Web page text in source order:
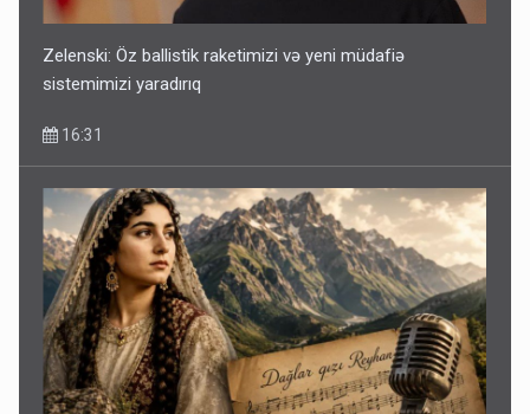
Zelenski: Öz ballistik raketimizi və yeni müdafiə
sistemimizi yaradırıq
16:31